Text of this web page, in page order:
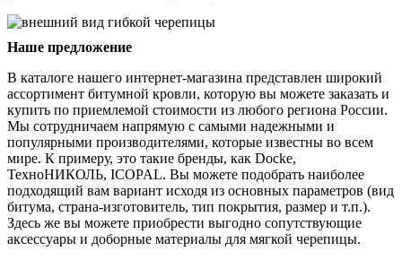
Наше предложение
В каталоге нашего интернет-магазина представлен широкий
ассортимент битумной кровли, которую вы можете заказать и
купить по приемлемой стоимости из любого региона России.
Мы сотрудничаем напрямую с самыми надежными и
популярными производителями, которые известны во всем
мире. К примеру, это такие бренды, как Docke,
ТехноНИКОЛЬ, ICOPAL. Вы можете подобрать наиболее
подходящий вам вариант исходя из основных параметров (вид
битума, страна-изготовитель, тип покрытия, размер и т.п.).
Здесь же вы можете приобрести выгодно сопутствующие
аксессуары и доборные материалы для мягкой черепицы.